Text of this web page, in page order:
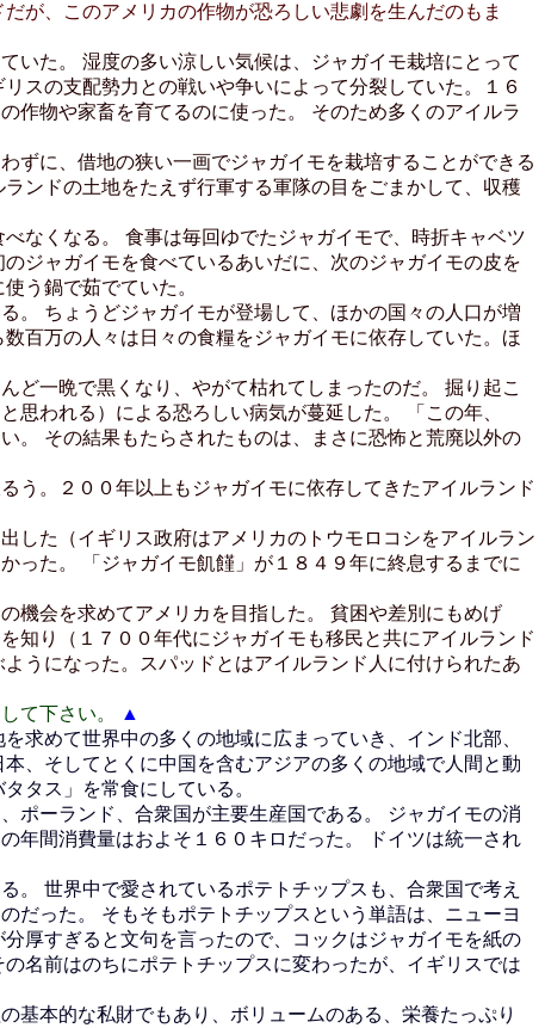
が、このアメリカの作物が恐ろしい悲劇を生んだのもま
た。 湿度の多い涼しい気候は、ジャガイモ栽培にとって
スの支配勢力との戦いや争いによって分裂していた。１６
作物や家畜を育てるのに使った。 そのため多くのアイルラ
に、借地の狭い一画でジャガイモを栽培することができる
ンドの土地をたえず行軍する軍隊の目をごまかして、収穫
なくなる。 食事は毎回ゆでたジャガイモで、時折キャベツ
ジャガイモを食べているあいだに、次のジャガイモの皮を
う鍋で茹でていた。
。 ちょうどジャガイモが登場して、ほかの国々の人口が増
百万の人々は日々の食糧をジャガイモに依存していた。ほ
一晩で黒くなり、やがて枯れてしまったのだ。 掘り起こ
われる）による恐ろしい病気が蔓延した。 「この年、
。 その結果もたらされたものは、まさに恐怖と荒廃以外の
。２００年以上もジャガイモに依存してきたアイルランド
した（イギリス政府はアメリカのトウモロコシをアイルラン
った。 「ジャガイモ飢饉」が１８４９年に終息するまでに
機会を求めてアメリカを目指した。 貧困や差別にもめげ
知り（１７００年代にジャガイモも移民と共にアイルランド
うになった。スパッドとはアイルランド人に付けられたあ
て下さい。
▲
求めて世界中の多くの地域に広まっていき、インド北部、
、そしてとくに中国を含むアジアの多くの地域で人間と動
タス」を常食にしている。
ポーランド、合衆国が主要生産国である。 ジャガイモの消
年間消費量はおよそ１６０キロだった。 ドイツは統一され
世界中で愛されているポテトチップスも、合衆国で考え
だった。 そもそもポテトチップスという単語は、ニューヨ
厚すぎると文句を言ったので、コックはジャガイモを紙の
名前はのちにポテトチップスに変わったが、イギリスでは
本的な私財でもあり、ボリュームのある、栄養たっぷり